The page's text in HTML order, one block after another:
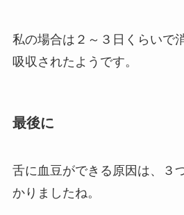
私の場合は２～３日くらいで
吸収されたようです。
最後に
舌に血豆ができる原因は、３
かりましたね。